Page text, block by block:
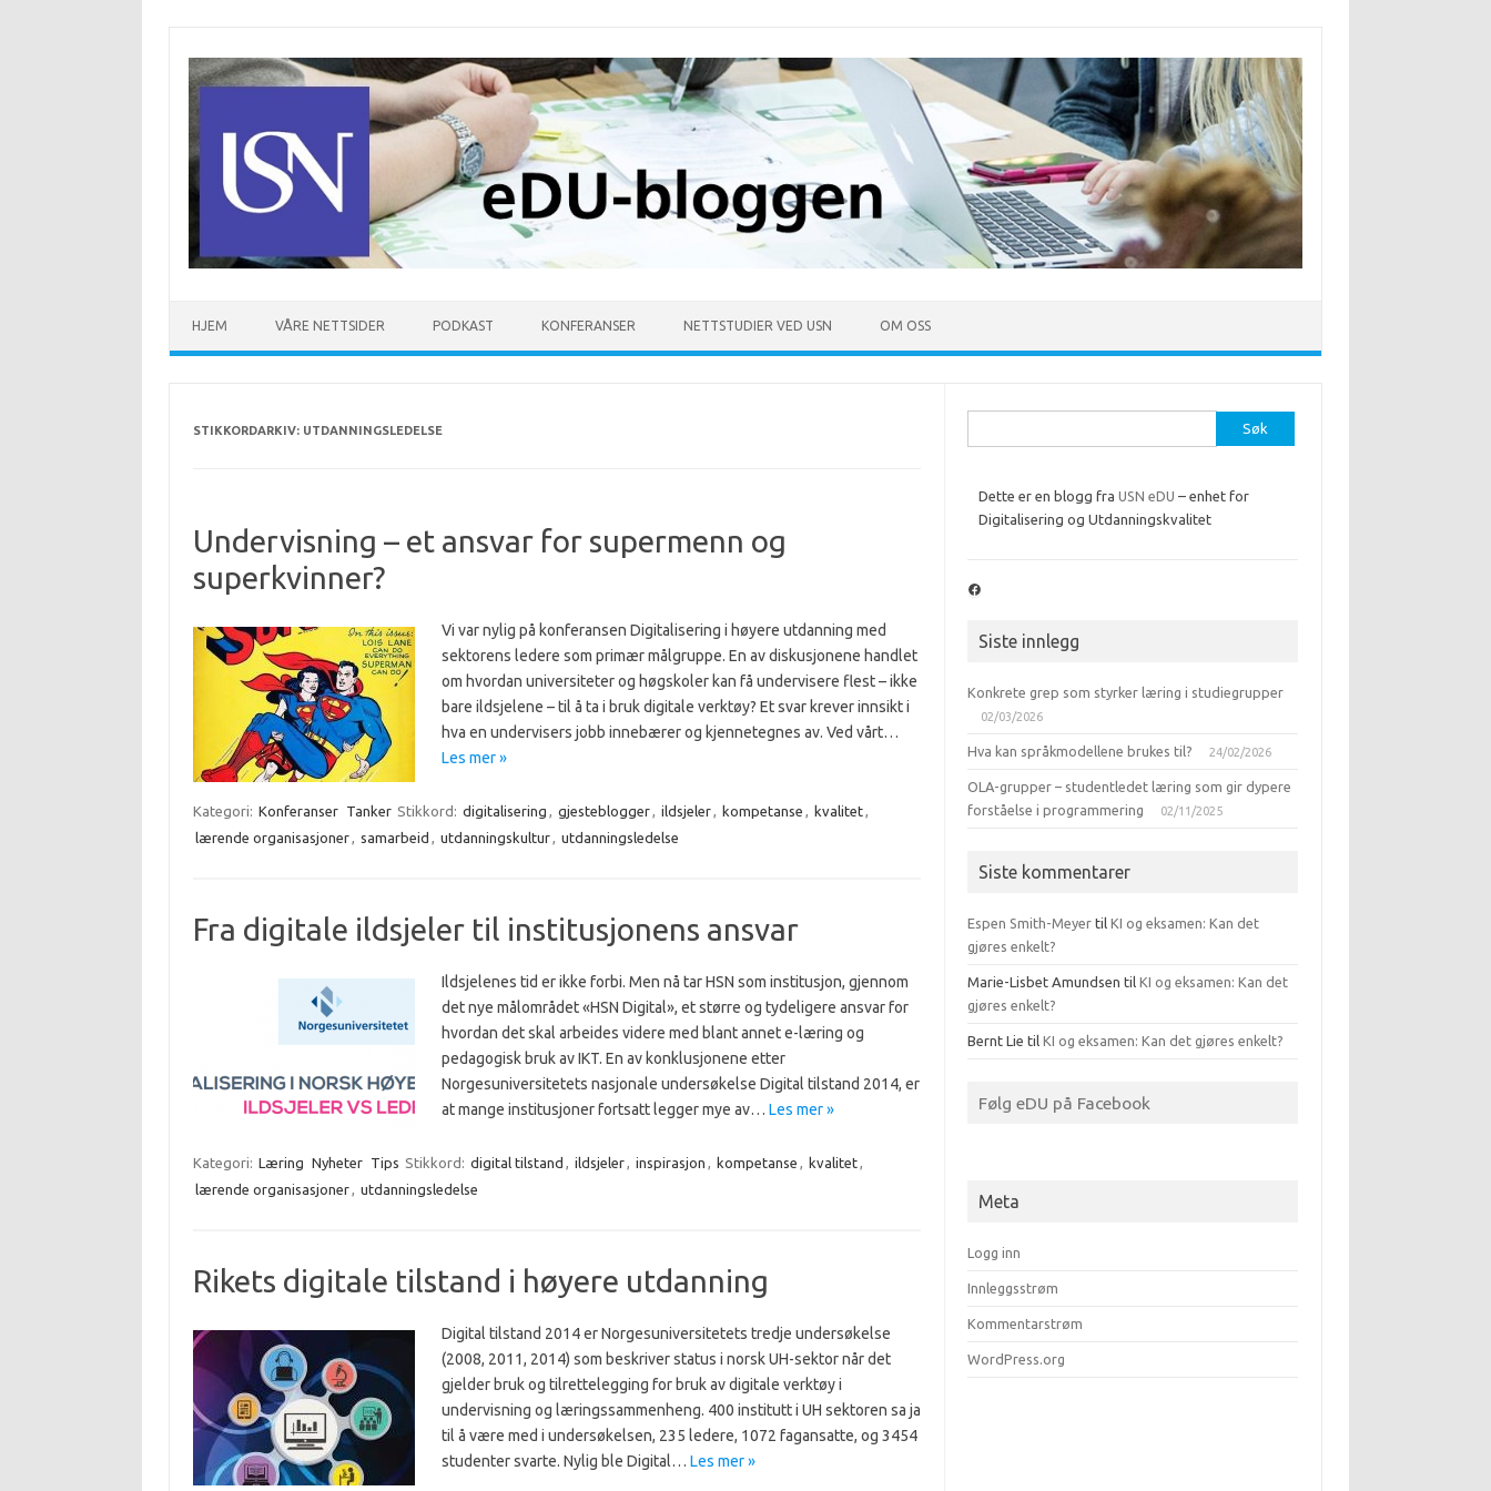
HJEM VÅRE NETTSIDER PODKAST KONFERANSER NETTSTUDIER VED USN OM OSS
STIKKORDARKIV: UTDANNINGSLEDELSE
Undervisning – et ansvar for supermenn og
superkvinner?
Vi var nylig på konferansen Digitalisering i høyere utdanning med
sektorens ledere som primær målgruppe. En av diskusjonene handlet
om hvordan universiteter og høgskoler kan få undervisere flest – ikke
bare ildsjelene – til å ta i bruk digitale verktøy? Et svar krever innsikt i
hva en undervisers jobb innebærer og kjennetegnes av. Ved vårt…
Les mer »
Kategori: Konferanser Tanker Stikkord: digitalisering , gjesteblogger, ildsjeler, kompetanse , kvalitet,
lærende organisasjoner, samarbeid , utdanningskultur, utdanningsledelse
Fra digitale ildsjeler til institusjonens ansvar
Ildsjelenes tid er ikke forbi. Men nå tar HSN som institusjon, gjennom
det nye målområdet «HSN Digital», et større og tydeligere ansvar for
hvordan det skal arbeides videre med blant annet e-læring og
pedagogisk bruk av IKT. En av konklusjonene etter
Norgesuniversitetets nasjonale undersøkelse Digital tilstand 2014, er
at mange institusjoner fortsatt legger mye av… Les mer »
Kategori: Læring Nyheter Tips Stikkord: digital tilstand , ildsjeler, inspirasjon , kompetanse , kvalitet,
lærende organisasjoner, utdanningsledelse
Rikets digitale tilstand i høyere utdanning
Digital tilstand 2014 er Norgesuniversitetets tredje undersøkelse
(2008, 2011, 2014) som beskriver status i norsk UH-sektor når det
gjelder bruk og tilrettelegging for bruk av digitale verktøy i
undervisning og læringssammenheng. 400 institutt i UH sektoren sa ja
til å være med i undersøkelsen, 235 ledere, 1072 fagansatte, og 3454
studenter svarte. Nylig ble Digital… Les mer »
etter:
Dette er en blogg fraUSN eDU – enhet for
Digitalisering og Utdanningskvalitet
Facebook
Siste innlegg
Konkrete grep som styrker læring i studiegrupper
02/03/2026
Hva kan språkmodellene brukes til? 24/02/2026
OLA-grupper – studentledet læring som gir dypere
forståelse i programmering
02/11/2025
Siste kommentarer
Espen Smith-Meyer tilKI og eksamen: Kan det
gjøres enkelt?
Marie-Lisbet Amundsen tilKI og eksamen: Kan det
gjøres enkelt?
Bernt Lie tilKI og eksamen: Kan det gjøres enkelt?
Følg eDU på Facebook
Meta
Logg inn
Innleggsstrøm
Kommentarstrøm
WordPress.org